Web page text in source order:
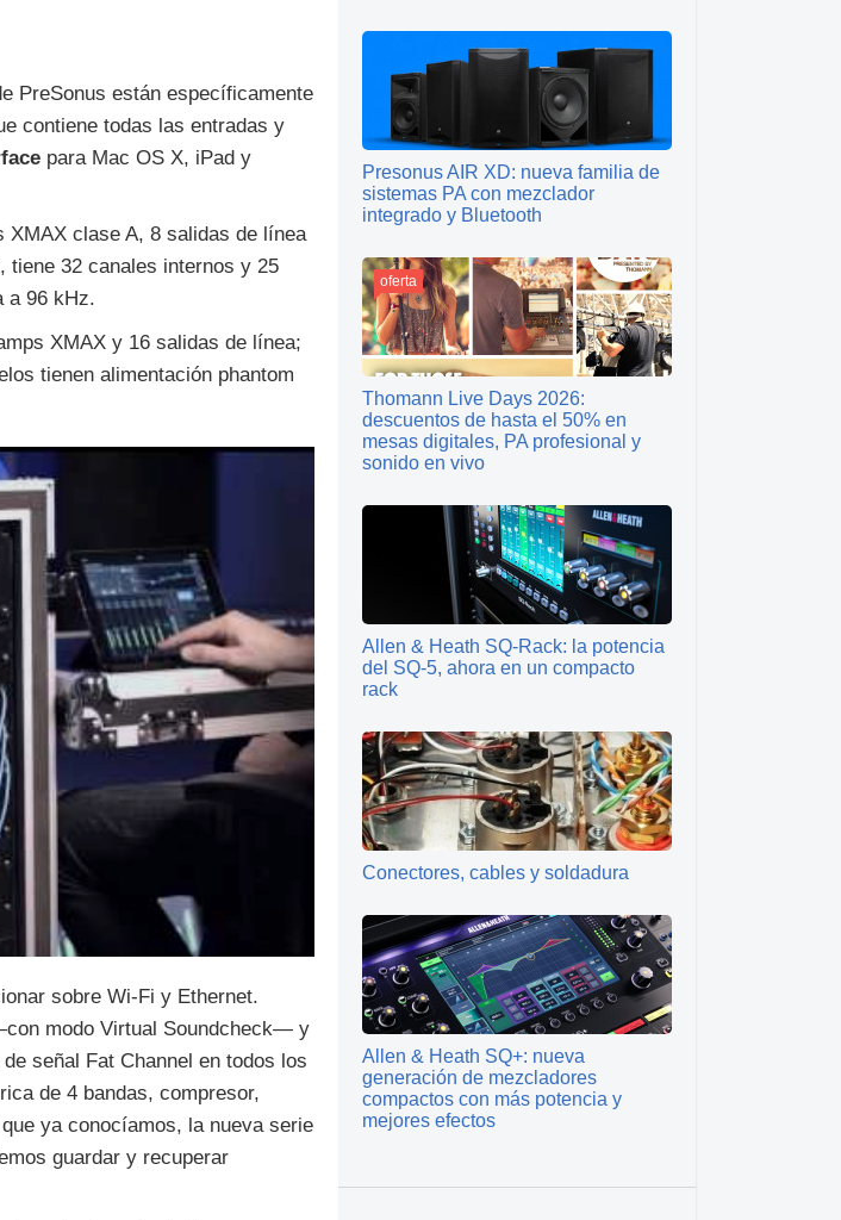
PreSonus están específicamente
contiene todas las entradas y
para Mac OS X, iPad y
XMAX clase A, 8 salidas de línea
tiene 32 canales internos y 25
a 96 kHz.
XMAX y 16 salidas de línea;
tienen alimentación phantom
sobre Wi-Fi y Ethernet.
modo Virtual Soundcheck— y
señal Fat Channel en todos los
de 4 bandas, compresor,
ya conocíamos, la nueva serie
guardar y recuperar
Presonus AIR XD: nueva familia de
sistemas PA con mezclador
integrado y Bluetooth
oferta
Thomann Live Days 2026:
descuentos de hasta el 50% en
mesas digitales, PA profesional y
sonido en vivo
Allen & Heath SQ-Rack: la potencia
del SQ-5, ahora en un compacto
rack
Conectores, cables y soldadura
Allen & Heath SQ+: nueva
generación de mezcladores
compactos con más potencia y
mejores efectos